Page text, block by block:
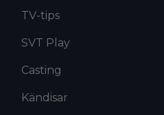
TV-tips
SVT Play
Casting
Kändisar